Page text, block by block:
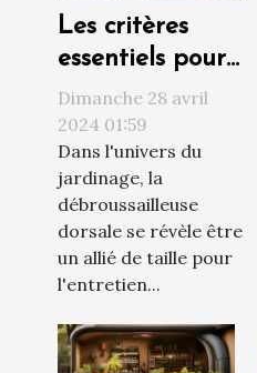
Les critères
essentiels pour
choisir la
meilleure
débroussailleuse
dorsale pour
votre jardin en
2024
Dimanche 28 avril
2024 01:59
Dans l'univers du
jardinage, la
débroussailleuse
dorsale se révèle être
un allié de taille pour
l'entretien...